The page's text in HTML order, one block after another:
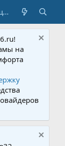
Регистрация
на